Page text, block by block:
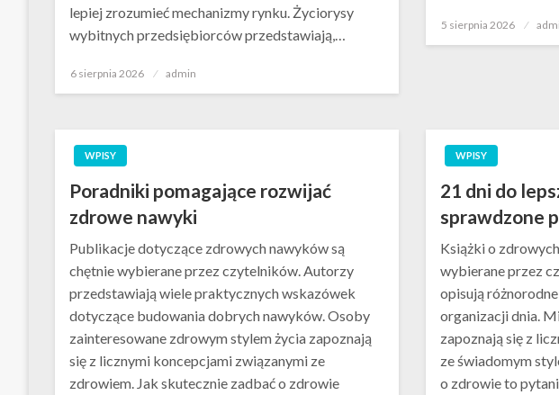
lepiej zrozumieć mechanizmy rynku. Życiorysy
wybitnych przedsiębiorców przedstawiają,…
Opublikowane
6 sierpnia 2026 admin
Opublikowane
5 sierpnia 2026
WPISY
Poradniki pomagające rozwijać
zdrowe nawyki
Publikacje dotyczące zdrowych nawyków są
chętnie wybierane przez czytelników. Autorzy
przedstawiają wiele praktycznych wskazówek
dotyczące budowania dobrych nawyków. Osoby
zainteresowane zdrowym stylem życia zapoznają
się z licznymi koncepcjami związanymi ze
zdrowiem. Jak skutecznie zadbać o zdrowie
WPISY
21 dni do
sprawdzone
Książki o
wybierane przez
opisują
organizacji dnia.
zapoznają się z
ze świadomym
o zdrowie to